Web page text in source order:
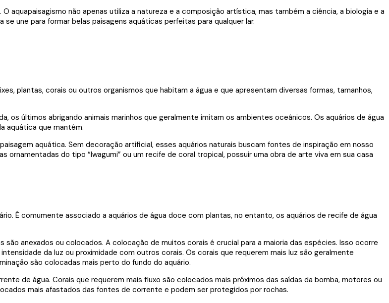
aquapaisagismo não apenas utiliza a natureza e a composição artística, mas também a ciência, a biologia e a
une para formar belas paisagens aquáticas perfeitas para qualquer lar.
plantas, corais ou outros organismos que habitam a água e que apresentam diversas formas, tamanhos,
os últimos abrigando animais marinhos que geralmente imitam os ambientes oceânicos. Os aquários de água
aquática que mantêm.
aquática. Sem decoração artificial, esses aquários naturais buscam fontes de inspiração em nosso
ornamentadas do tipo “Iwagumi” ou um recife de coral tropical, possuir uma obra de arte viva em sua casa
É comumente associado a aquários de água doce com plantas, no entanto, os aquários de recife de água
anexados ou colocados. A colocação de muitos corais é crucial para a maioria das espécies. Isso ocorre
da luz ou proximidade com outros corais. Os corais que requerem mais luz são geralmente
são colocadas mais perto do fundo do aquário.
de água. Corais que requerem mais fluxo são colocados mais próximos das saídas da bomba, motores ou
mais afastados das fontes de corrente e podem ser protegidos por rochas.